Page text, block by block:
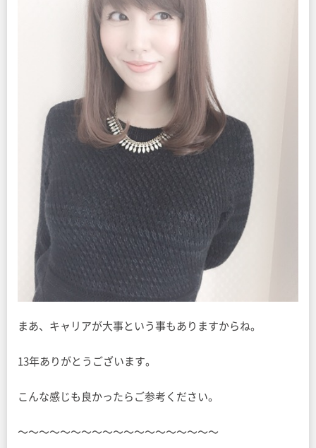
まあ、キャリアが大事という事もありますからね。
13年ありがとうございます。
こんな感じも良かったらご参考ください。
〜〜〜〜〜〜〜〜〜〜〜〜〜〜〜〜〜〜〜